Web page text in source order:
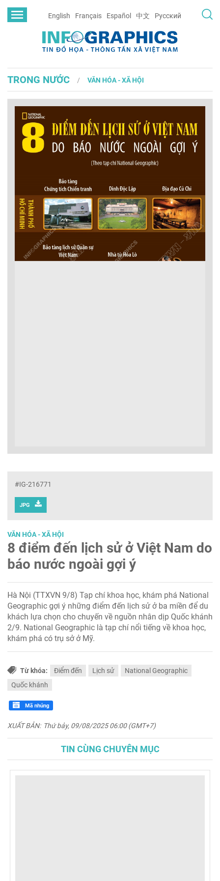
English Français Español 中文 Русский
TRONG NƯỚC VĂN HÓA - XÃ HỘI
#IG-216771
JPG
VĂN HÓA - XÃ HỘI
8 điểm đến lịch sử ở Việt Nam do
báo nước ngoài gợi ý
Hà Nội (TTXVN 9/8) Tạp chí khoa học, khám phá National
Geographic gợi ý những điểm đến lịch sử ở ba miền để du
khách lựa chọn cho chuyến về nguồn nhân dịp Quốc khánh
2/9. National Geographic là tạp chí nổi tiếng về khoa học,
khám phá có trụ sở ở Mỹ.
Từ khóa: Điểm đến Lịch sử
National Geographic
Quốc khánh
Mã nhúng
XUẤT BẢN: Thứ bảy, 09/08/2025 06:00 (GMT+7)
TIN CÙNG CHUYÊN MỤC